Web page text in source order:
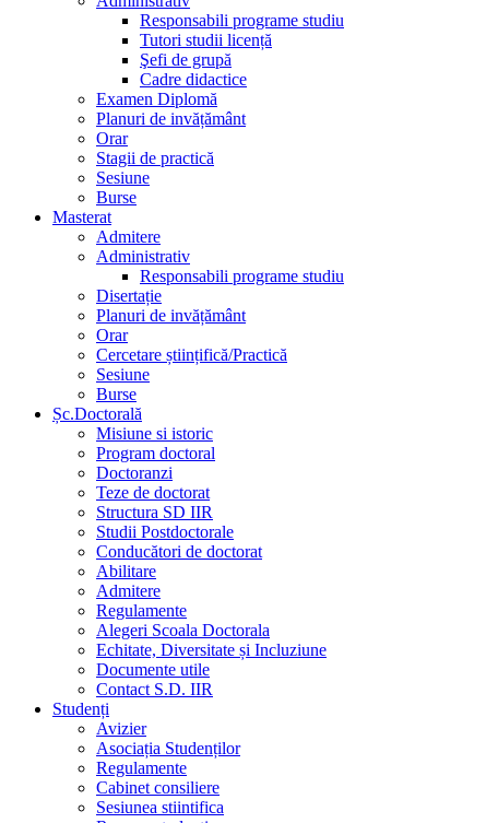
Responsabili programe studiu
Tutori studii licență
Şefi de grupă
Cadre didactice
Examen Diplomă
Planuri de invățământ
Orar
Stagii de practică
Sesiune
Burse
Masterat
Admitere
Administrativ
Responsabili programe studiu
Disertație
Planuri de invățământ
Orar
Cercetare științifică/Practică
Sesiune
Burse
Șc.Doctorală
Misiune si istoric
Program doctoral
Doctoranzi
Teze de doctorat
Structura SD IIR
Studii Postdoctorale
Conducători de doctorat
Abilitare
Admitere
Regulamente
Alegeri Scoala Doctorala
Echitate, Diversitate și Incluziune
Documente utile
Contact S.D. IIR
Studenți
Avizier
Asociația Studenților
Regulamente
Cabinet consiliere
Sesiunea stiintifica